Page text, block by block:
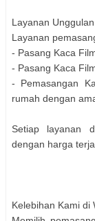
Layanan Unggulan
Layanan
- Pasang Kaca
- Pasang Kaca
- Pemasangan
rumah dengan
Setiap layanan
dengan harga
Kelebihan Kami di